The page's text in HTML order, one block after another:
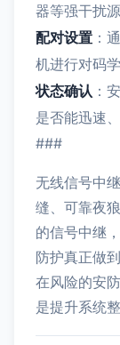
器等强干扰源
配对设置 ：
机进行对码
状态确认 ：
是否能迅速
###
无线信号中
缝、可靠夜
的信号中继
防护真正做
在风险的安
是提升系统